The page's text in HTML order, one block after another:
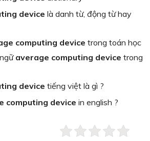
device là danh từ, động từ hay
computing device trong toán học
average computing device trong
device tiếng việt là gì ?
computing device in english ?